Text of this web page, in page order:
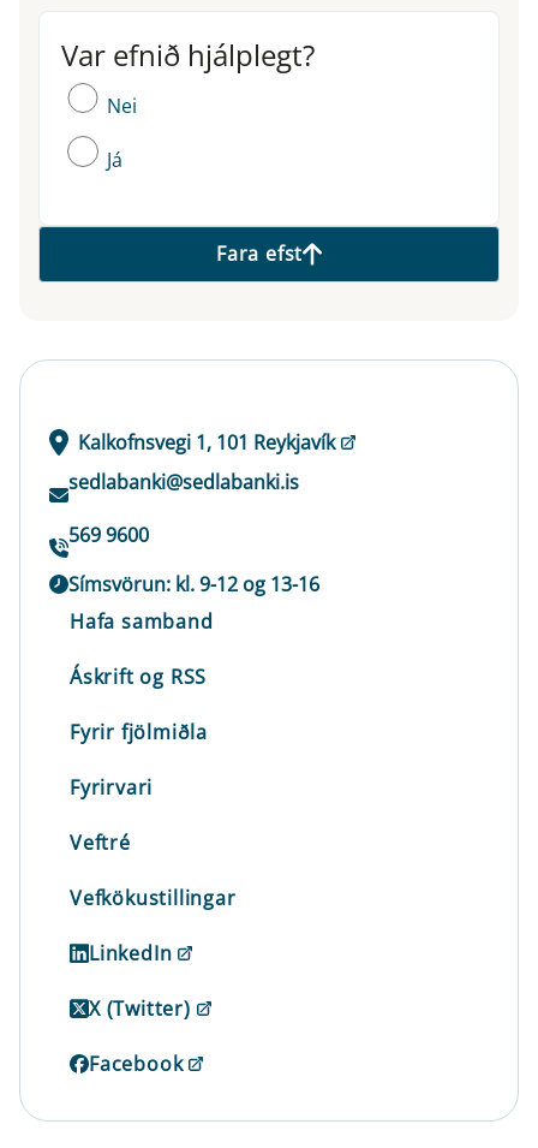
Var efnið hjálplegt?
Var efnið hjálplegt?
Nei
Já
Fara efst
Kalkofnsvegi 1, 101 Reykjavík
sedlabanki@sedlabanki.is
569 9600
Símsvörun: kl. 9-12 og 13-16
Hafa samband
Áskrift og RSS
Fyrir fjölmiðla
Fyrirvari
Veftré
Vefkökustillingar
LinkedIn
X (Twitter)
Facebook